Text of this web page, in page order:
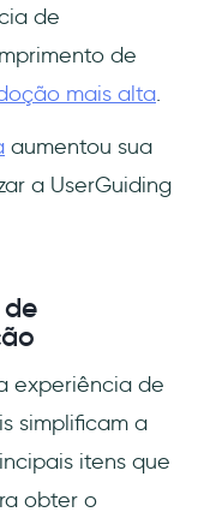
de
de
mais alta.
aumentou sua
a UserGuiding
experiência de
simplificam a
itens que
obter o